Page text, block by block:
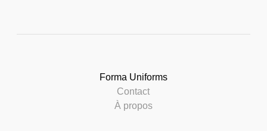
Forma Uniforms
Contact
À propos